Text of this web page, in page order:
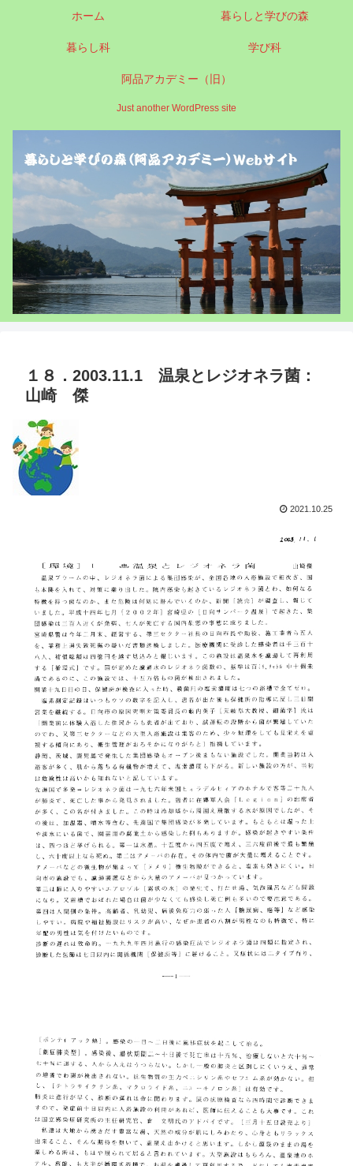
Just another WordPress site
ホーム 暮らしと学びの森
暮らし科 学び科
阿品アカデミー（旧）
１８．2003.11.1 温泉とレジオネラ菌：
山崎 傑
2021.10.25